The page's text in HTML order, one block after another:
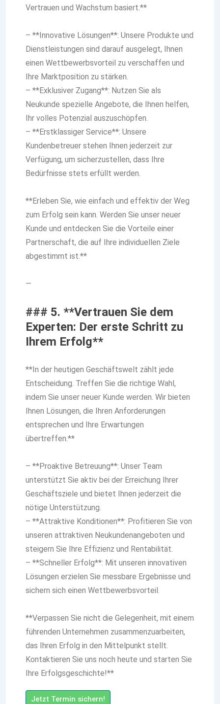
Vertrauen und Wachstum basiert.**
– **Innovative Lösungen**: Unsere Produkte und
Dienstleistungen sind darauf ausgelegt, Ihnen
einen Wettbewerbsvorteil zu verschaffen und
Ihre Marktposition zu stärken.
– **Exklusiver Zugang**: Nutzen Sie als
Neukunde spezielle Angebote, die Ihnen helfen,
Ihr volles Potenzial auszuschöpfen.
– **Erstklassiger Service**: Unsere
Kundenbetreuer stehen Ihnen jederzeit zur
Verfügung, um sicherzustellen, dass Ihre
Bedürfnisse stets erfüllt werden.
**Erleben Sie, wie einfach und effektiv der Weg
zum Erfolg sein kann. Werden Sie unser neuer
Kunde und entdecken Sie die Vorteile einer
Partnerschaft, die auf Ihre individuellen Ziele
abgestimmt ist.**
—
### 5. **Vertrauen Sie dem
Experten: Der erste Schritt zu
Ihrem Erfolg**
**In der heutigen Geschäftswelt zählt jede
Entscheidung. Treffen Sie die richtige Wahl,
indem Sie unser neuer Kunde werden. Wir bieten
Ihnen Lösungen, die Ihren Anforderungen
entsprechen und Ihre Erwartungen
übertreffen.**
– **Proaktive Betreuung**: Unser Team
unterstützt Sie aktiv bei der Erreichung Ihrer
Geschäftsziele und bietet Ihnen jederzeit die
nötige Unterstützung.
– **Attraktive Konditionen**: Profitieren Sie von
unseren attraktiven Neukundenangeboten und
steigern Sie Ihre Effizienz und Rentabilität.
– **Schneller Erfolg**: Mit unseren innovativen
Lösungen erzielen Sie messbare Ergebnisse und
sichern sich einen Wettbewerbsvorteil.
**Verpassen Sie nicht die Gelegenheit, mit einem
führenden Unternehmen zusammenzuarbeiten,
das Ihren Erfolg in den Mittelpunkt stellt.
Kontaktieren Sie uns noch heute und starten Sie
Ihre Erfolgsgeschichte!**
Jetzt Termin sichern!